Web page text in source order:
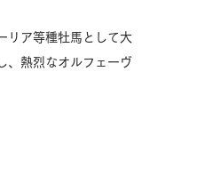
リア等種牡馬として大
、熱烈なオルフェーヴ